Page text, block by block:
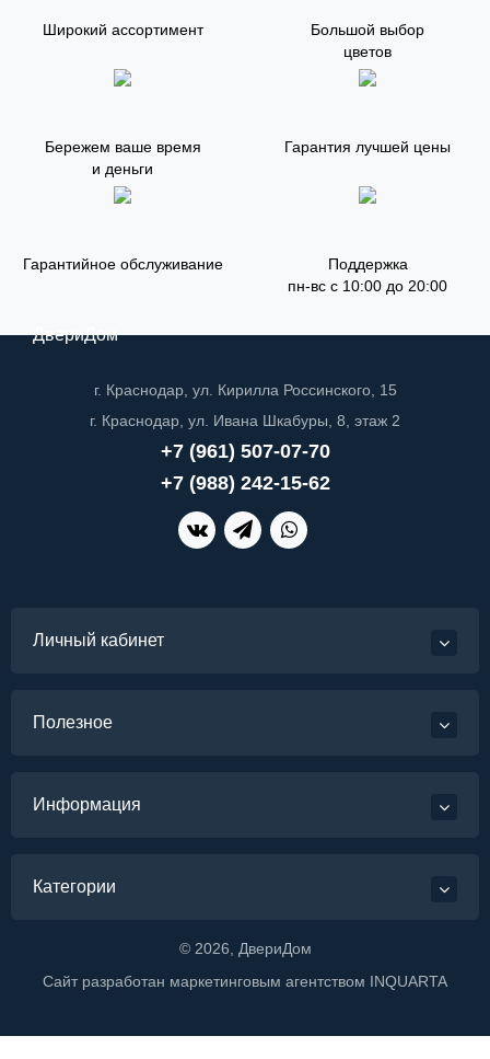
Широкий ассортимент
Большой выбор
цветов
Бережем ваше время
и деньги
Гарантия лучшей цены
Гарантийное обслуживание
Поддержка
пн-вс с 10:00 до 20:00
ДвериДом
г. Краснодар, ул. Кирилла Россинского, 15
г. Краснодар, ул. Ивана Шкабуры, 8, этаж 2
+7 (961) 507-07-70
+7 (988) 242-15-62
Личный кабинет
Полезное
Информация
Категории
© 2026 , ДвериДом
Сайт разработан маркетинговым агентством INQUARTA